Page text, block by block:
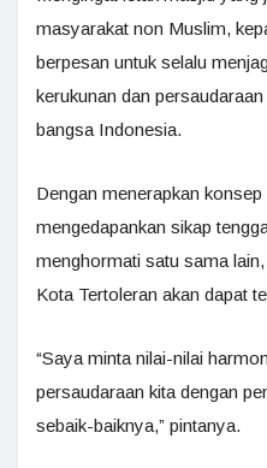
masyarakat non Muslim,
berpesan untuk selalu
kerukunan dan
bangsa Indonesia.
Dengan menerapkan
mengedapankan sikap
menghormati satu sama
Kota Tertoleran akan dapat
“Saya minta nilai-nilai
persaudaraan kita dengan
sebaik-baiknya,” pintanya.